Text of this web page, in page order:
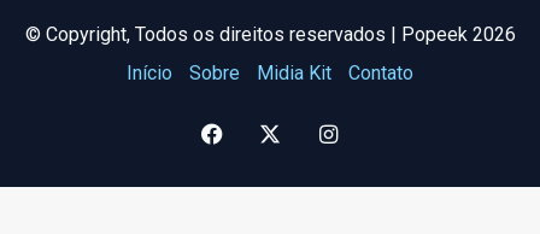
©️ Copyright, Todos os direitos reservados | Popeek 2026
Início
Sobre Midia Kit Contato
Facebook Instagram